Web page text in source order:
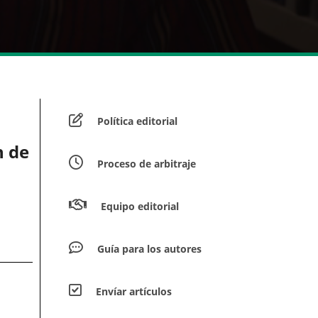
de
Política editorial
Proceso de arbitraje
Equipo editorial
Guía para los autores
Envíar artículos